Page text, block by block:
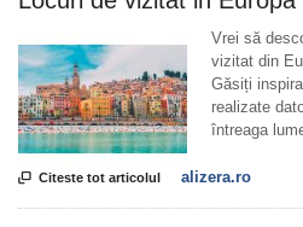
Vrei să
vizitat din
Găsiți
realizate
întreaga
 Citeste tot articolul alizera.ro